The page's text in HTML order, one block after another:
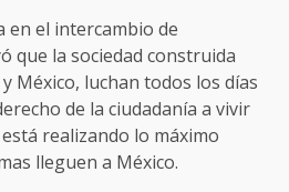
en el intercambio de
que la sociedad construida
México, luchan todos los días
de la ciudadanía a vivir
realizando lo máximo
lleguen a México.